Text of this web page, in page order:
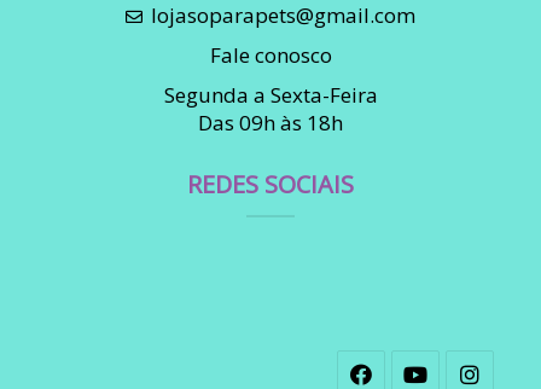
lojasoparapets@gmail.com
Fale conosco
Segunda a Sexta-Feira
Das 09h às 18h
REDES SOCIAIS